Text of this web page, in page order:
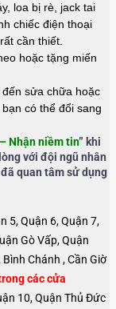
loa bị rè, jack tai
chiếc điện thoại
cần thiết.
hoặc tặng miến
sửa chữa hoặc
có thể đổi sang
Nhận niềm tin” khi
với đội ngũ nhân
quan tâm sử dụng
5, Quận 6, Quận 7,
Gò Vấp, Quận
Chánh , Cần Giờ
các cửa
10, Quận Thủ Đức